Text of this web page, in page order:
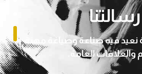
وأنه جوهر نجاح أي عمل أينما
بأن البدايات تكون صعبة في
في القدرة على الصبر، فقمنا
رسالتنا
نعيد فيه صناعة وصياغة مهنة
والعلاقات العامة.